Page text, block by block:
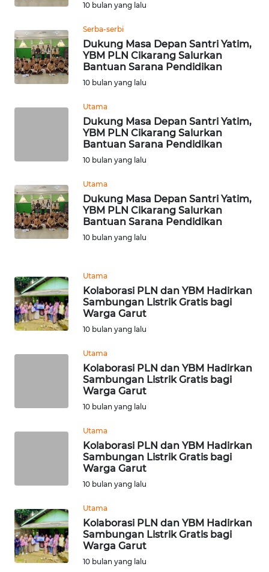
10 bulan yang lalu
Serba-serbi
Dukung Masa Depan Santri Yatim,
YBM PLN Cikarang Salurkan
Bantuan Sarana Pendidikan
10 bulan yang lalu
Utama
Dukung Masa Depan Santri Yatim,
YBM PLN Cikarang Salurkan
Bantuan Sarana Pendidikan
10 bulan yang lalu
Utama
Dukung Masa Depan Santri Yatim,
YBM PLN Cikarang Salurkan
Bantuan Sarana Pendidikan
10 bulan yang lalu
Utama
Kolaborasi PLN dan YBM Hadirkan
Sambungan Listrik Gratis bagi
Warga Garut
10 bulan yang lalu
Utama
Kolaborasi PLN dan YBM Hadirkan
Sambungan Listrik Gratis bagi
Warga Garut
10 bulan yang lalu
Utama
Kolaborasi PLN dan YBM Hadirkan
Sambungan Listrik Gratis bagi
Warga Garut
10 bulan yang lalu
Utama
Kolaborasi PLN dan YBM Hadirkan
Sambungan Listrik Gratis bagi
Warga Garut
10 bulan yang lalu
LABUHANBATU
WN
TAPANULI
TINGGI
WN
PAKPAK
KARAWANG
WN
BEKASI
WN
SAMOSIR
WN
PADANG